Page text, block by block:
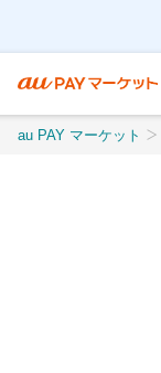
au PAY マーケット